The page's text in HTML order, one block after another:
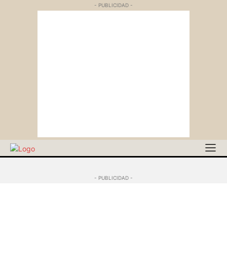
- PUBLICIDAD -
- PUBLICIDAD -